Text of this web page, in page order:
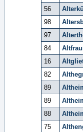
56
98
97
84
16
82
89
89
88
75